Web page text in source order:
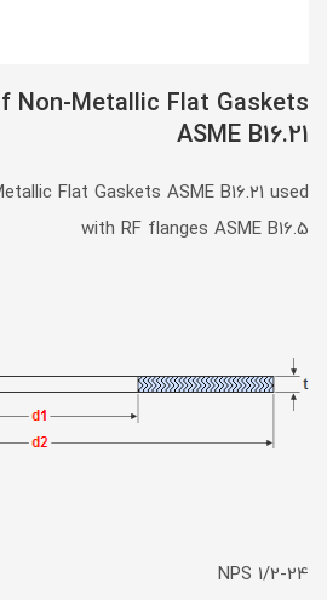
Non-Metallic Flat Gaskets
ASME B16.21
Flat Gaskets ASME B16.21 used
with RF flanges ASME B16.5
NPS 1/2-24